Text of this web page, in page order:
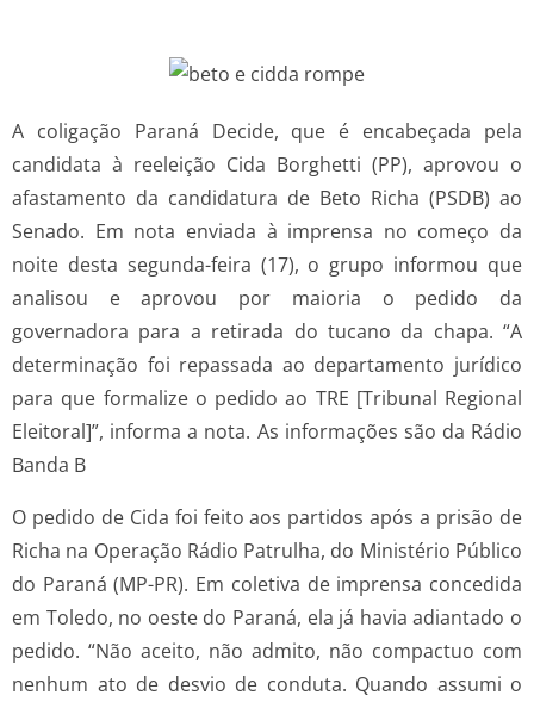
A coligação Paraná Decide, que é encabeçada pela
candidata à reeleição Cida Borghetti (PP), aprovou o
afastamento da candidatura de Beto Richa (PSDB) ao
Senado. Em nota enviada à imprensa no começo da
noite desta segunda-feira (17), o grupo informou que
analisou e aprovou por maioria o pedido da
governadora para a retirada do tucano da chapa. “A
determinação foi repassada ao departamento jurídico
para que formalize o pedido ao TRE [Tribunal Regional
Eleitoral]”, informa a nota. As informações são da Rádio
Banda B
O pedido de Cida foi feito aos partidos após a prisão de
Richa na Operação Rádio Patrulha, do Ministério Público
do Paraná (MP-PR). Em coletiva de imprensa concedida
em Toledo, no oeste do Paraná, ela já havia adiantado o
pedido. “Não aceito, não admito, não compactuo com
nenhum ato de desvio de conduta. Quando assumi o